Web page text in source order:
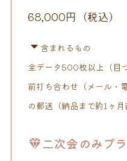
68,000円（税込）
含まれるもの
全データ500枚以上（目
前打ち合わせ（メール・
の郵送（納品まで約1ヶ月
二次会のみプ